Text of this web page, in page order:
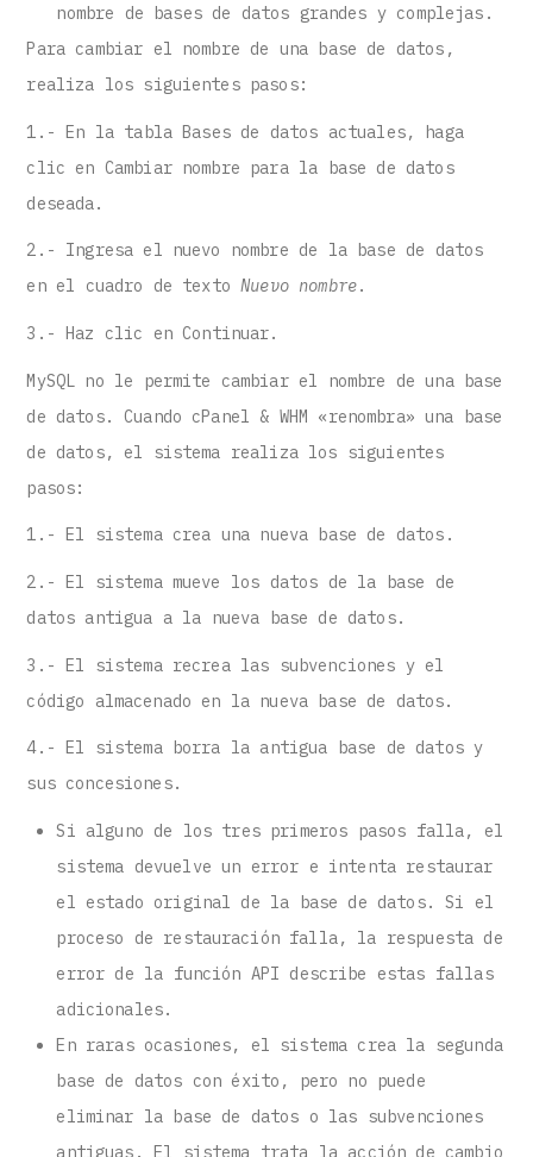
nombre de bases de datos grandes y complejas.
Para cambiar el nombre de una base de datos,
realiza los siguientes pasos:
1.- En la tabla Bases de datos actuales, haga
clic en Cambiar nombre para la base de datos
deseada.
2.- Ingresa el nuevo nombre de la base de datos
en el cuadro de textoNuevo nombre.
3.- Haz clic en Continuar.
MySQL no le permite cambiar el nombre de una base
de datos. Cuando cPanel & WHM «renombra» una base
de datos, el sistema realiza los siguientes
pasos:
1.- El sistema crea una nueva base de datos.
2.- El sistema mueve los datos de la base de
datos antigua a la nueva base de datos.
3.- El sistema recrea las subvenciones y el
código almacenado en la nueva base de datos.
4.- El sistema borra la antigua base de datos y
sus concesiones.
Si alguno de los tres primeros pasos falla, el
sistema devuelve un error e intenta restaurar
el estado original de la base de datos. Si el
proceso de restauración falla, la respuesta de
error de la función API describe estas fallas
adicionales.
En raras ocasiones, el sistema crea la segunda
base de datos con éxito, pero no puede
eliminar la base de datos o las subvenciones
antiguas. El sistema trata la acción de cambio